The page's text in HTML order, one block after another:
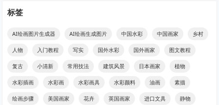
标签
AI绘画图片生成器 AI绘画生成图片 中国水彩 中国画家 乡村
人物 入门教程 写实 国外水彩 国外画家 图文教程
复古 小清新 常用技法 建筑风景 日本画家 植物
水彩插画 水彩画 水彩画具 水彩颜料 油画 素描
绘画步骤 美国画家 花卉 英国画家 进口文具 静物